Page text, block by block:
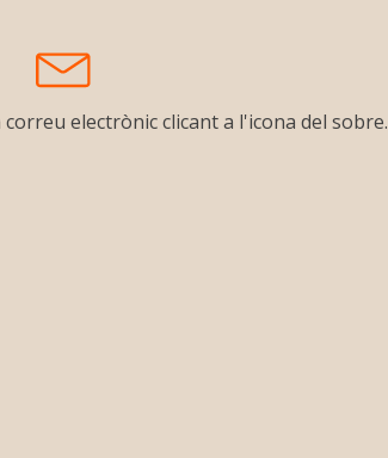
electrònic clicant a l'icona del sobre.